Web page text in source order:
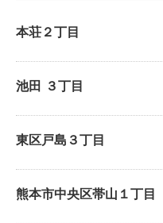
本荘２丁目
池田 ３丁目
東区戸島３丁目
熊本市中央区帯山１丁目